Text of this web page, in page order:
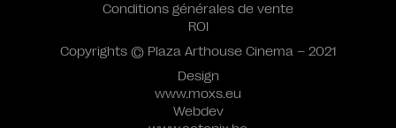
Design
www.moxs.eu
Webdev
Conditions générales de vente
ROI
Copyrights © Plaza Arthouse Cinema – 2021